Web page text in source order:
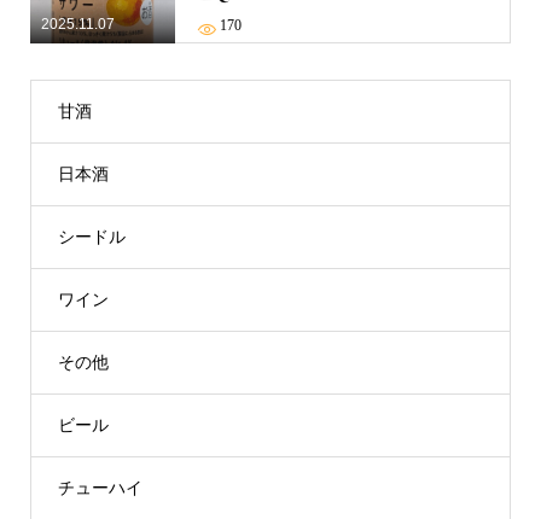
2025.11.07 170
甘酒
日本酒
シードル
ワイン
その他
ビール
チューハイ